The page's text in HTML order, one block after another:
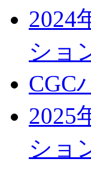
2024
ショ
CGC
2025
ショ